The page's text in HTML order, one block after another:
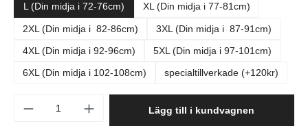
L (Din midja i 72-76cm) XL (Din midja i 77-81cm)
2XL (Din midja i 82-86cm)
3XL (Din midja i 87-91cm)
4XL (Din midja i 92-96cm)
5XL (Din midja i 97-101cm)
6XL (Din midja i 102-108cm)
specialtillverkade (+120kr)
Produktkvantitet: Ange önskat belopp eller
Lägg till i kundvagnen